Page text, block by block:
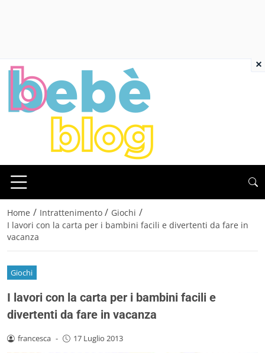
Home / Intrattenimento / Giochi /
I lavori con la carta per i bambini facili e divertenti da fare in
vacanza
Giochi
I lavori con la carta per i bambini facili e
divertenti da fare in vacanza
francesca - 17 Luglio 2013
×